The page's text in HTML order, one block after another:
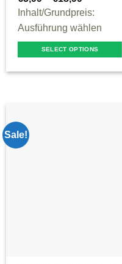
Inhalt/Grundpreis:
Ausführung wählen
SELECT OPTIONS
variants.
The
Sale!